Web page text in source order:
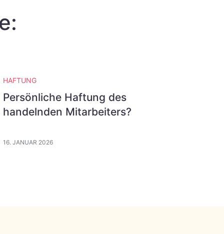
HAFTUNG
Persönliche Haftung des
handelnden Mitarbeiters?
16. JANUAR 2026